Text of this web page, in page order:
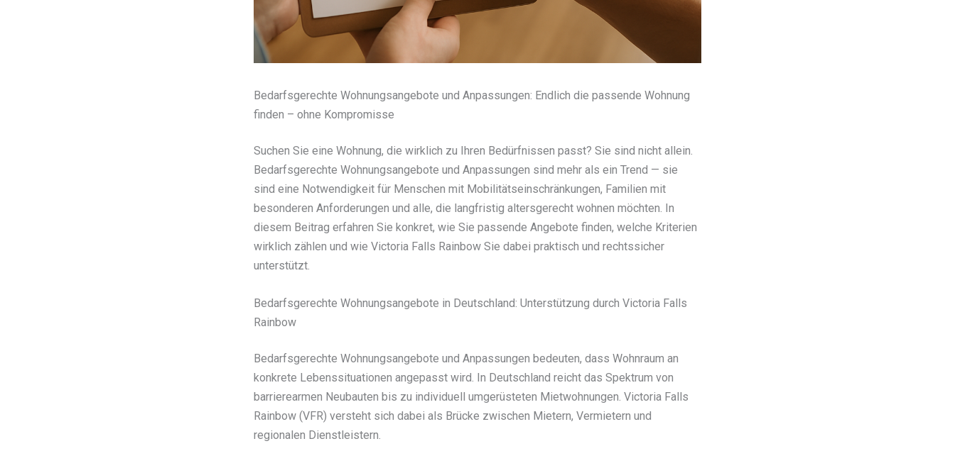
Bedarfsgerechte Wohnungsangebote und Anpassungen: Endlich die passende Wohnung
finden – ohne Kompromisse
Suchen Sie eine Wohnung, die wirklich zu Ihren Bedürfnissen passt? Sie sind nicht allein.
Bedarfsgerechte Wohnungsangebote und Anpassungen sind mehr als ein Trend — sie
sind eine Notwendigkeit für Menschen mit Mobilitätseinschränkungen, Familien mit
besonderen Anforderungen und alle, die langfristig altersgerecht wohnen möchten. In
diesem Beitrag erfahren Sie konkret, wie Sie passende Angebote finden, welche Kriterien
wirklich zählen und wie Victoria Falls Rainbow Sie dabei praktisch und rechtssicher
unterstützt.
Bedarfsgerechte Wohnungsangebote in Deutschland: Unterstützung durch Victoria Falls
Rainbow
Bedarfsgerechte Wohnungsangebote und Anpassungen bedeuten, dass Wohnraum an
konkrete Lebenssituationen angepasst wird. In Deutschland reicht das Spektrum von
barrierearmen Neubauten bis zu individuell umgerüsteten Mietwohnungen. Victoria Falls
Rainbow (VFR) versteht sich dabei als Brücke zwischen Mietern, Vermietern und
regionalen Dienstleistern.